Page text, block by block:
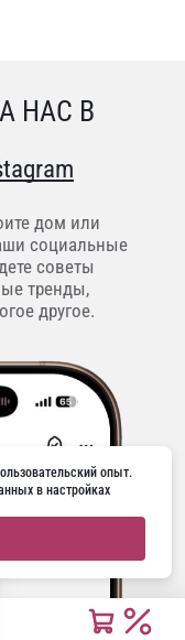
НАС В
дом или
социальные
советы
тренды,
другое.
опыт.
в настройках